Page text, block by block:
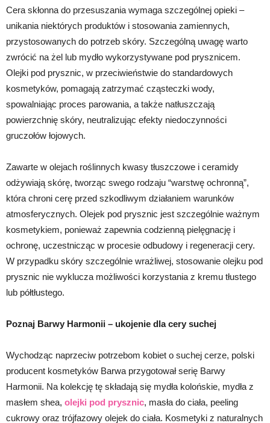
Cera skłonna do przesuszania wymaga szczególnej opieki –
unikania niektórych produktów i stosowania zamiennych,
przystosowanych do potrzeb skóry. Szczególną uwagę warto
zwrócić na żel lub mydło wykorzystywane pod prysznicem.
Olejki pod prysznic, w przeciwieństwie do standardowych
kosmetyków, pomagają zatrzymać cząsteczki wody,
spowalniając proces parowania, a także natłuszczają
powierzchnię skóry, neutralizując efekty niedoczynności
gruczołów łojowych.
Zawarte w olejach roślinnych kwasy tłuszczowe i ceramidy
odżywiają skórę, tworząc swego rodzaju “warstwę ochronną”,
która chroni cerę przed szkodliwym działaniem warunków
atmosferycznych. Olejek pod prysznic jest szczególnie ważnym
kosmetykiem, ponieważ zapewnia codzienną pielęgnację i
ochronę, uczestnicząc w procesie odbudowy i regeneracji cery.
W przypadku skóry szczególnie wrażliwej, stosowanie olejku pod
prysznic nie wyklucza możliwości korzystania z kremu tłustego
lub półtłustego.
Poznaj Barwy Harmonii – ukojenie dla cery suchej
Wychodząc naprzeciw potrzebom kobiet o suchej cerze, polski
producent kosmetyków Barwa przygotował serię Barwy
Harmonii. Na kolekcję tę składają się mydła kolońskie, mydła z
masłem shea, olejki pod prysznic, masła do ciała, peeling
cukrowy oraz trójfazowy olejek do ciała. Kosmetyki z naturalnych